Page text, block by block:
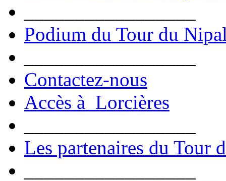
Podium du Tour du
Contactez-nous
Accès à Lorcières
Les partenaires du Tour